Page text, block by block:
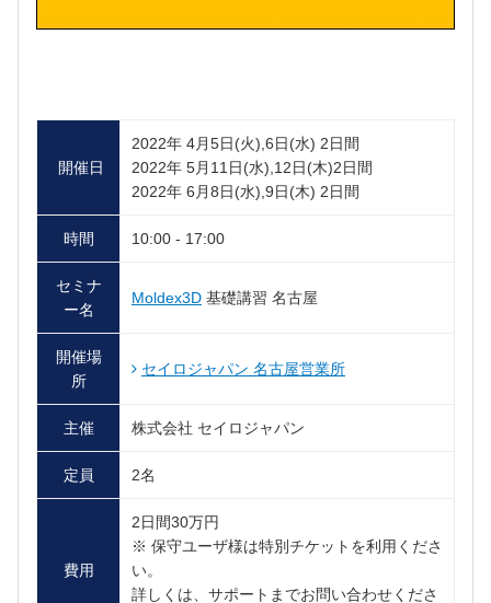
開催日
2022年 4月5日(火),6日(水) 2日間
2022年 5月11日(水),12日(木)2日間
2022年 6月8日(水),9日(木) 2日間
時間 10:00 - 17:00
セミナ
ー名
Moldex3D 基礎講習 名古屋
開催場
所
セイロジャパン 名古屋営業所
主催 株式会社 セイロジャパン
定員 2名
費用
2日間30万円
※ 保守ユーザ様は特別チケットを利用くださ
い。
詳しくは、サポートまでお問い合わせくださ